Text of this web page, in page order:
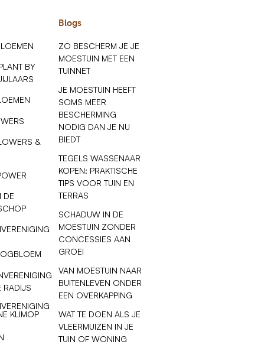
BY
&
DE
RADIJS
KLIMOP
Blogs
ZO BESCHERM JE JE
MOESTUIN MET EEN
TUINNET
JE MOESTUIN HEEFT
SOMS MEER
BESCHERMING
NODIG DAN JE NU
BIEDT
TEGELS WASSENAAR
KOPEN: PRAKTISCHE
TIPS VOOR TUIN EN
TERRAS
SCHADUW IN DE
MOESTUIN ZONDER
CONCESSIES AAN
GROEI
VAN MOESTUIN NAAR
BUITENLEVEN ONDER
EEN OVERKAPPING
WAT TE DOEN ALS JE
VLEERMUIZEN IN JE
TUIN OF WONING